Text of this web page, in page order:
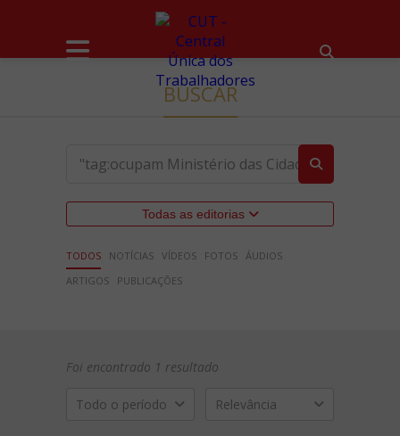
BUSCAR
Todas as editorias
TODOS NOTÍCIAS VÍDEOS FOTOS ÁUDIOS
ARTIGOS
PUBLICAÇÕES
Foi encontrado 1 resultado
Todo o período Relevância